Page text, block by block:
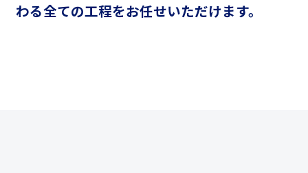
わる全ての工程をお任せいただけます。